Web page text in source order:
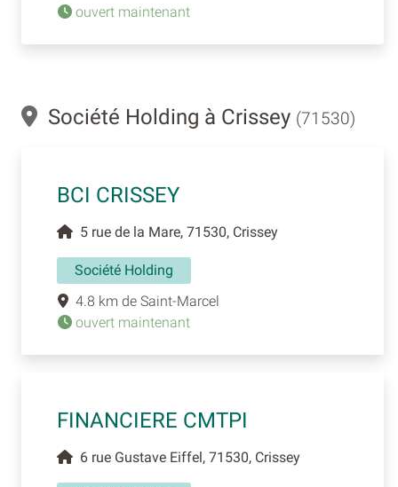
ouvert maintenant
Société Holding à Crissey (71530)
BCI CRISSEY
5 rue de la Mare, 71530, Crissey
Société Holding
4.8 km de Saint-Marcel
ouvert maintenant
FINANCIERE CMTPI
6 rue Gustave Eiffel, 71530, Crissey